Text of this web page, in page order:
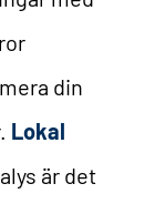
din
Lokal
är det